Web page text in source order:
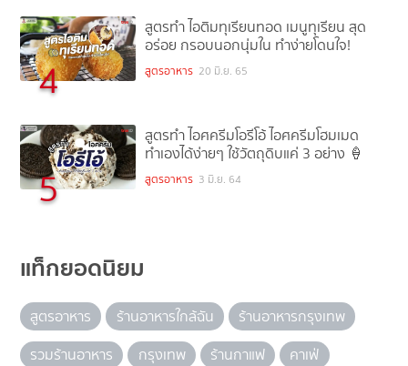
4
สูตรทำ ไอติมทุเรียนทอด เมนูทุเรียน สุด
อร่อย กรอบนอกนุ่มใน ทำง่ายโดนใจ!
สูตรอาหาร 20 มิ.ย. 65
5
สูตรทำ ไอศครีมโอรีโอ้ ไอศครีมโฮมเมด
ทำเองได้ง่ายๆ ใช้วัตถุดิบแค่ 3 อย่าง 🍦
สูตรอาหาร 3 มิ.ย. 64
แท็กยอดนิยม
สูตรอาหาร ร้านอาหารใกล้ฉัน
ร้านอาหารกรุงเทพ
รวมร้านอาหาร
กรุงเทพ ร้านกาแฟ
คาเฟ่